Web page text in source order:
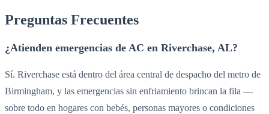
Preguntas Frecuentes
¿Atienden emergencias de AC en Riverchase, AL?
Sí. Riverchase está dentro del área central de despacho del metro de
Birmingham, y las emergencias sin enfriamiento brincan la fila —
sobre todo en hogares con bebés, personas mayores o condiciones